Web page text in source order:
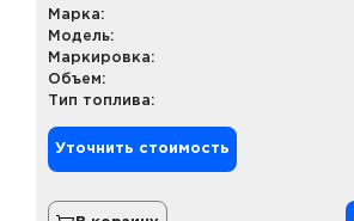
Марка:
Модель:
Маркировка:
Объем:
Тип топлива:
Уточнить стоимость